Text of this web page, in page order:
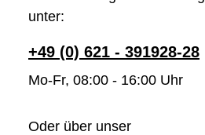
unter:
+49 (0) 621 - 391928-28
Mo-Fr, 08:00 - 16:00 Uhr
Oder über unser